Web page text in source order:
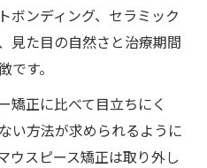
ボンディング、セラミック
見た目の自然さと治療期間
す。
矯正に比べて目立ちにく
い方法が求められるように
ウスピース矯正は取り外し